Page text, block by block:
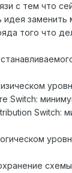
с тем что
идея заменить
того что
Switch:
Switch: